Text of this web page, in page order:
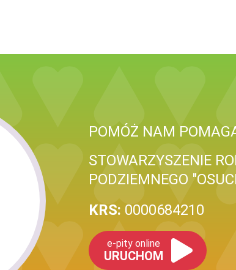
POMÓŻ NAM
STOWARZYSZENIE
PODZIEMNEGO
KRS: 0000684210
e-pity online
URUCHOM